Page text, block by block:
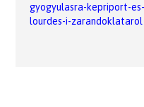
gyogyulasra-kepriport-
lourdes-i-zarandoklatarol